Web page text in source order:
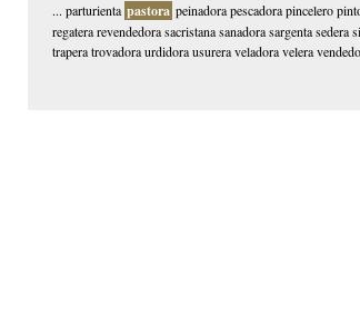
... parturienta pastora peinadora pescadora pincelero
regatera revendedora sacristana sanadora sargenta
trapera trovadora urdidora usurera veladora velera